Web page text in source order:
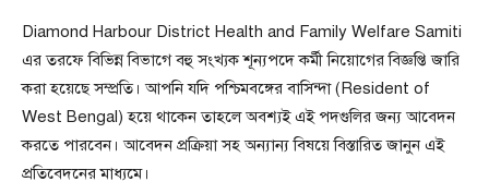
Diamond Harbour District Health and Family Welfare Samiti
এর তরফে বিভিন্ন বিভাগে বহু সংখ্যক শূন্যপদে কর্মী নিয়োগের বিজ্ঞপ্তি জারি
করা হয়েছে সম্প্রতি। আপনি যদি পশ্চিমবঙ্গের বাসিন্দা (Resident of
West Bengal) হয়ে থাকেন তাহলে অবশ্যই এই পদগুলির জন্য আবেদন
করতে পারবেন। আবেদন প্রক্রিয়া সহ অন্যান্য বিষয়ে বিস্তারিত জানুন এই
প্রতিবেদনের মাধ্যমে।